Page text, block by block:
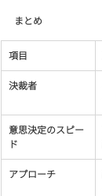
まとめ
項目
決裁者
意思決定のスピー
ド
アプローチ